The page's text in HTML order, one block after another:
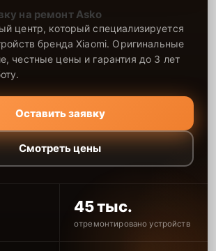
на ремонт Asko
центр, который специализируется
бренда Xiaomi. Оригинальные
честные цены и гарантия до 3 лет
Оставить заявку
Смотреть цены
45 тыс.
отремонтировано устройств